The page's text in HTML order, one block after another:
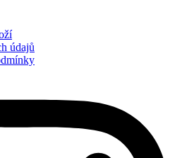
údajů